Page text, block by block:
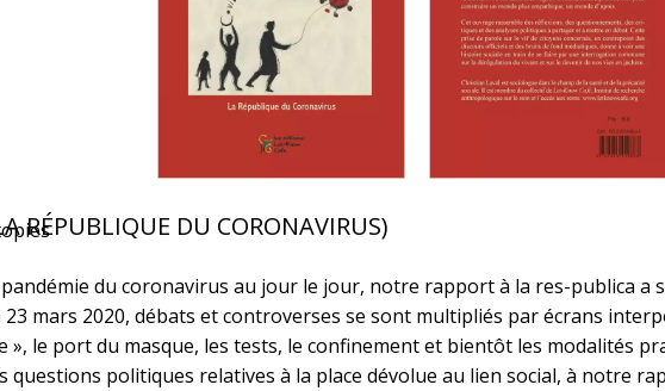
RÉPUBLIQUE DU CORONAVIRUS)
du coronavirus au jour le jour, notre rapport à la res-publica a
mars 2020, débats et controverses se sont multipliés par écrans
», le port du masque, les tests, le confinement et bientôt les modalités
questions politiques relatives à la place dévolue au lien social, à notre